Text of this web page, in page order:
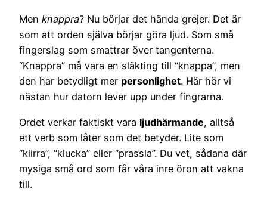
Men knappra? Nu börjar det hända grejer. Det är
som att orden själva börjar göra ljud. Som små
fingerslag som smattrar över tangenterna.
“Knappra” må vara en släkting till “knappa”, men
den har betydligt mer personlighet. Här hör vi
nästan hur datorn lever upp under fingrarna.
Ordet verkar faktiskt vara ljudhärmande, alltså
ett verb som låter som det betyder. Lite som
“klirra”, “klucka” eller “prassla”. Du vet, sådana där
mysiga små ord som får våra inre öron att vakna
till.